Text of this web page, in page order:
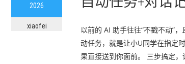
2026
xiaofei
以前的 AI 助手往往“不戳不动”
动任务，就是让小U同学在指定
果直接送到你面前。 三步搞定